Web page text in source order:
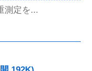
測定を...